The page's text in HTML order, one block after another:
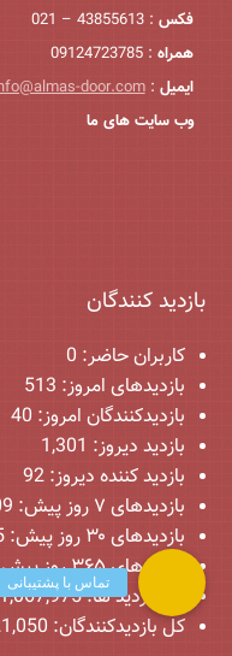
فکس : 43855613 – 021
همراه : 09124723785
ایمیل :
door.com
وب سایت های ما
بازدید کنندگان
کاربران حاضر: 0
بازدیدهای امروز: 513
بازدیدکنندگان امروز: 40
بازدید دیروز: 1,301
بازدید کننده دیروز:92
بازدیدهای ۷ روز پیش:
بازدیدهای ۳۰ روز پیش:
بازدیدهای ۳۶۵ روز پیش:
کل بازدید ها:
کل بازدیدکنند‌گان: